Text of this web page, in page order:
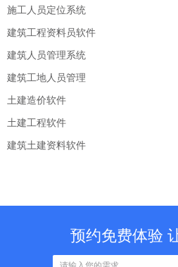
施工人员定位系统
建筑工程资料员软件
建筑人员管理系统
建筑工地人员管理
土建造价软件
土建工程软件
建筑土建资料软件
预约免费体验